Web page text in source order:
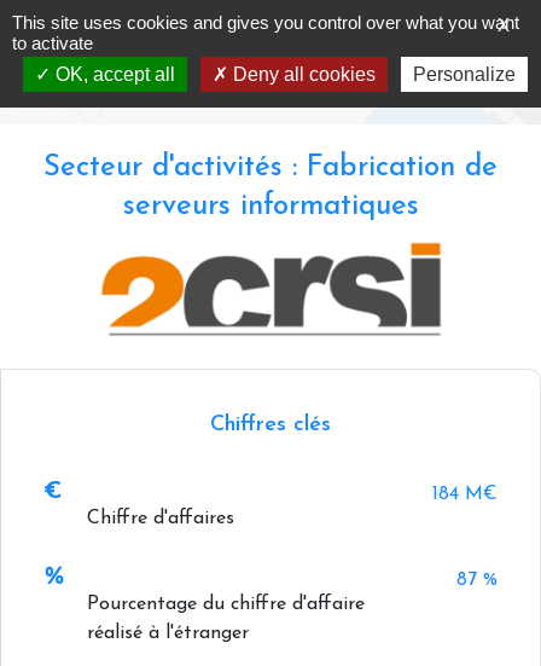
Skip
to
content
2CRSI SA
Accueil Annuaire - 2CRSI SA
Secteur d'activités : Fabrication de
serveurs informatiques
Chiffres clés
Chiffre d'affaires
184 M€
Pourcentage du chiffre d'affaire
réalisé à l'étranger
87 %
X
This site uses cookies and gives you control over what you want
to activate
OK, accept all
Deny all cookies Personalize